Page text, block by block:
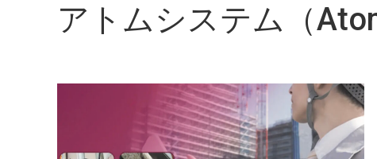
アトムシステム（